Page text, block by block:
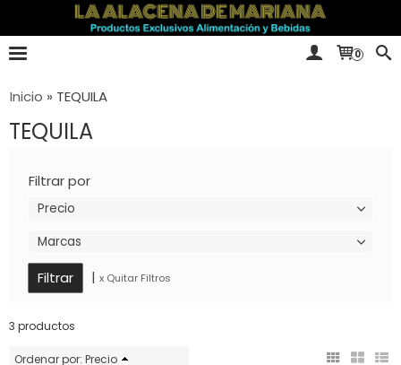
0
Inicio » TEQUILA
TEQUILA
Filtrar por
Precio
Marcas
| x Quitar Filtros
3 productos
Ordenar por: Precio